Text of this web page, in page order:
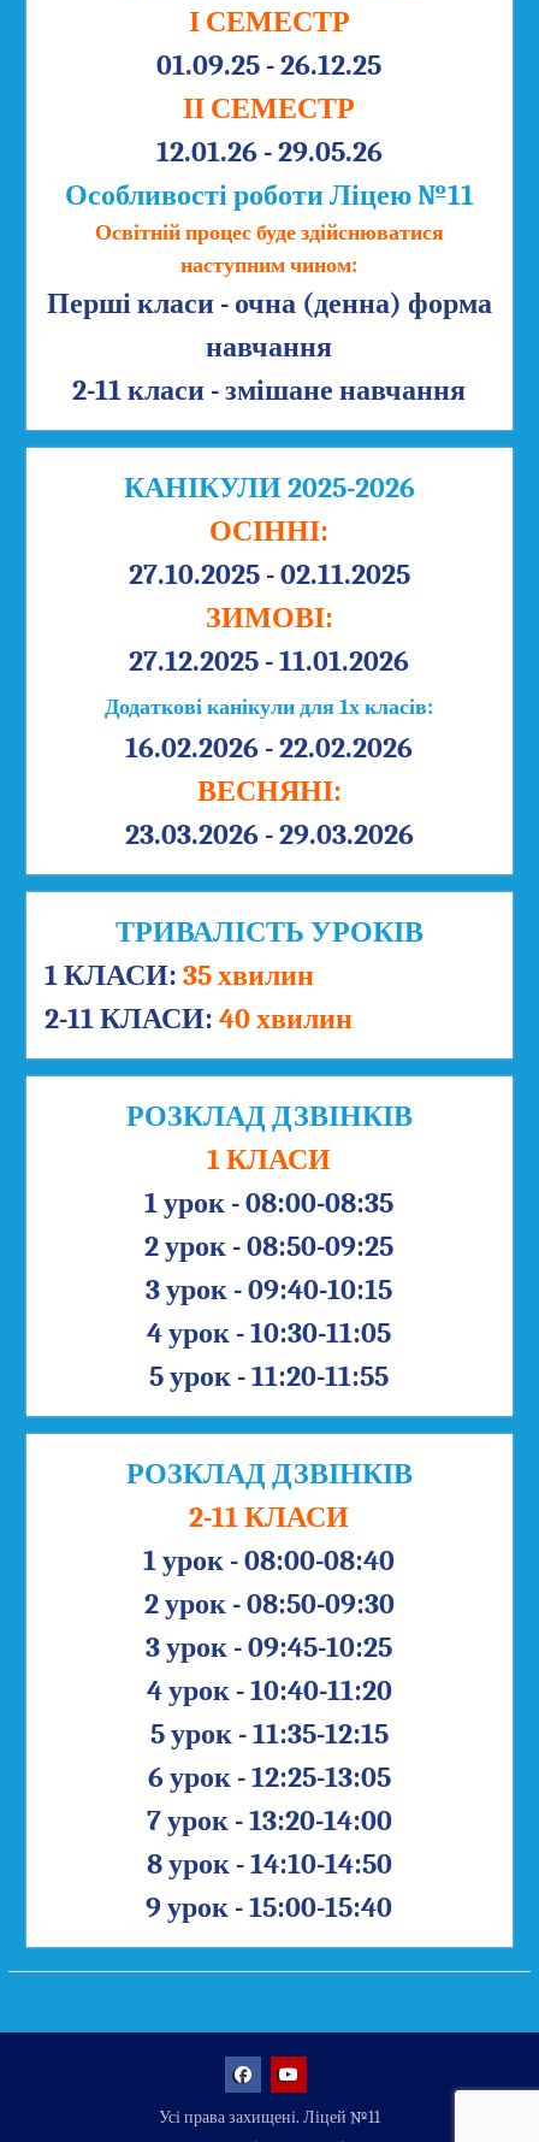
І СЕМЕСТР
01.09.25 - 26.12.25
ІІ СЕМЕСТР
12.01.26 - 29.05.26
Особливості роботи Ліцею №11
Освітній процес буде здійснюватися
наступним чином:
Перші класи - очна (денна) форма
навчання
2-11 класи - змішане навчання
КАНІКУЛИ 2025-2026
ОСІННІ:
27.10.2025 - 02.11.2025
ЗИМОВІ:
27.12.2025 - 11.01.2026
Додаткові канікули для 1х класів:
16.02.2026 - 22.02.2026
ВЕСНЯНІ:
23.03.2026 - 29.03.2026
ТРИВАЛІСТЬ УРОКІВ
1 КЛАСИ: 35 хвилин
2-11 КЛАСИ: 40 хвилин
РОЗКЛАД ДЗВІНКІВ
1 КЛАСИ
1 урок - 08:00-08:35
2 урок - 08:50-09:25
3 урок - 09:40-10:15
4 урок - 10:30-11:05
5 урок - 11:20-11:55
РОЗКЛАД ДЗВІНКІВ
2-11 КЛАСИ
1 урок - 08:00-08:40
2 урок - 08:50-09:30
3 урок - 09:45-10:25
4 урок - 10:40-11:20
5 урок - 11:35-12:15
6 урок - 12:25-13:05
7 урок - 13:20-14:00
8 урок - 14:10-14:50
9 урок - 15:00-15:40
Усі права захищені. Ліцей №11